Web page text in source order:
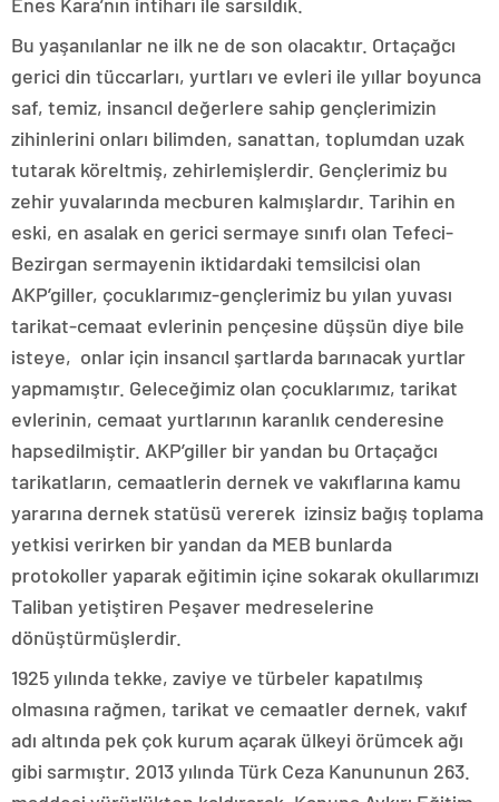
Bu yaşanılanlar ne ilk ne de son olacaktır. Ortaçağcı
gerici din tüccarları, yurtları ve evleri ile yıllar boyunca
saf, temiz, insancıl değerlere sahip gençlerimizin
zihinlerini onları bilimden, sanattan, toplumdan uzak
tutarak köreltmiş, zehirlemişlerdir. Gençlerimiz bu
zehir yuvalarında mecburen kalmışlardır. Tarihin en
eski, en asalak en gerici sermaye sınıfı olan Tefeci-
Bezirgan sermayenin iktidardaki temsilcisi olan
AKP’giller, çocuklarımız-gençlerimiz bu yılan yuvası
tarikat-cemaat evlerinin pençesine düşsün diye bile
isteye, onlar için insancıl şartlarda barınacak yurtlar
yapmamıştır. Geleceğimiz olan çocuklarımız, tarikat
evlerinin, cemaat yurtlarının karanlık cenderesine
hapsedilmiştir. AKP’giller bir yandan bu Ortaçağcı
tarikatların, cemaatlerin dernek ve vakıflarına kamu
yararına dernek statüsü vererek izinsiz bağış toplama
yetkisi verirken bir yandan da MEB bunlarda
protokoller yaparak eğitimin içine sokarak okullarımızı
Taliban yetiştiren Peşaver medreselerine
dönüştürmüşlerdir.
1925 yılında tekke, zaviye ve türbeler kapatılmış
olmasına rağmen, tarikat ve cemaatler dernek, vakıf
adı altında pek çok kurum açarak ülkeyi örümcek ağı
gibi sarmıştır. 2013 yılında Türk Ceza Kanununun 263.